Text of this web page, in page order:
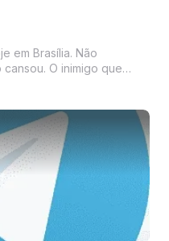
em Brasília. Não
O inimigo que